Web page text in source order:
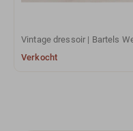
Vintage dressoir | Bartels
Verkocht